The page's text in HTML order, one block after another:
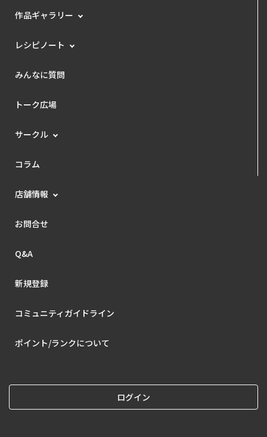
作品ギャラリー
レシピノート
みんなに質問
トーク広場
サークル
コラム
店舗情報
お問合せ
Q&A
新規登録
コミュニティガイドライン
ポイント/ランクについて
ログイン